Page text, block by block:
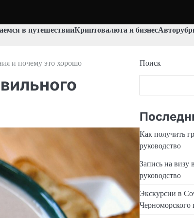
в путешествииКриптовалюта и бизнес
и почему это хорошо
Поиск
Как получить
руководство
Запись на
руководство
Экскурсии в
Черноморского